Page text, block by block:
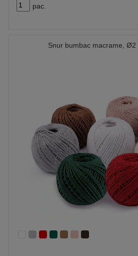
pac.
Snur bumbac macrame, Ø2